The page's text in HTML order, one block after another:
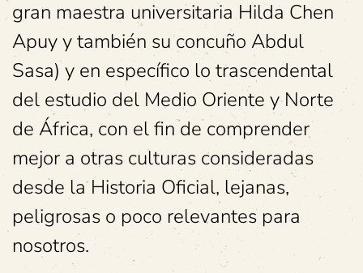
gran maestra universitaria Hilda Chen
Apuy y también su concuño Abdul
Sasa) y en específico lo trascendental
del estudio del Medio Oriente y Norte
de África, con el fin de comprender
mejor a otras culturas consideradas
desde la Historia Oficial, lejanas,
peligrosas o poco relevantes para
nosotros.